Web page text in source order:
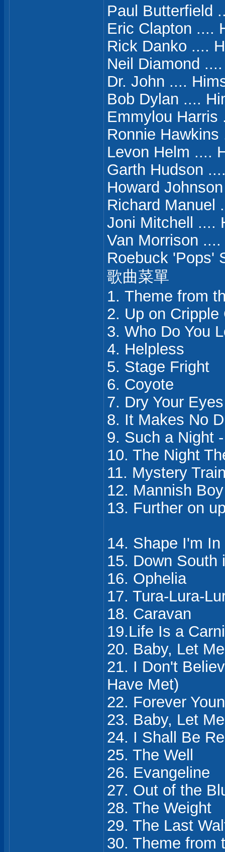
Paul Butterfield
Eric Clapton ....
Rick Danko ....
Neil Diamond
Dr. John ....
Bob Dylan ....
Emmylou Harris
Ronnie
Levon Helm ....
Garth Hudson
Howard
Richard Manuel
Joni Mitchell ....
Van Morrison
Roebuck 'Pops'
歌曲菜單
1. Theme from
2. Up on Cripple
3. Who Do You
4. Helpless
5. Stage Fright
6. Coyote
7. Dry Your Eyes
8. It Makes No
9. Such a Night
10. The Night
11. Mystery
12. Mannish Boy
13. Further on
14. Shape I'm In
15. Down South
16. Ophelia
17. Tura-Lura-
18. Caravan
19.Life Is a
20. Baby, Let
21. I Don't
Have Met)
22. Forever
23. Baby, Let
24. I Shall Be
25. The Well
26. Evangeline
27. Out of the
28. The Weight
29. The Last
30. Theme from